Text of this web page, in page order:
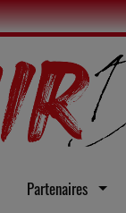
Partenaires